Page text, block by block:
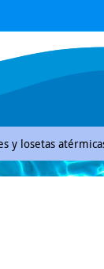
y losetas